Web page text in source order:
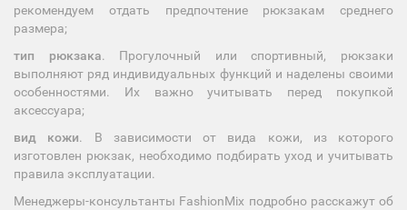
рекомендуем отдать предпочтение рюкзакам среднего
размера;
тип рюкзака. Прогулочный или спортивный, рюкзаки
выполняют ряд индивидуальных функций и наделены своими
особенностями. Их важно учитывать перед покупкой
аксессуара;
вид кожи. В зависимости от вида кожи, из которого
изготовлен рюкзак, необходимо подбирать уход и учитывать
правила эксплуатации.
Менеджеры-консультанты FashionMix подробно расскажут об